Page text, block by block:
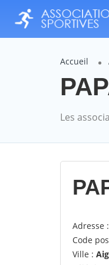
Accueil
Les
Adresse :
Code
Ville :